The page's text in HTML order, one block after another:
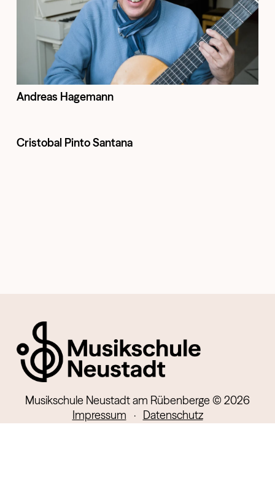
Andreas Hagemann
Cristobal Pinto Santana
Musikschule Neustadt am Rübenberge © 2026
Impressum
· Datenschutz